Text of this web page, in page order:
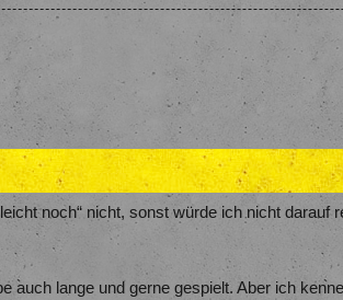
noch“ nicht, sonst würde ich nicht
auch lange und gerne gespielt. Aber ich